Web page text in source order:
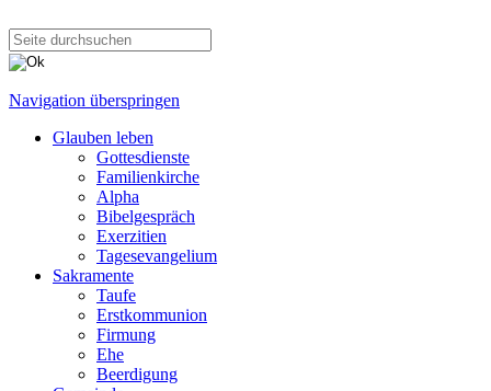
Navigation überspringen
Glauben leben
Gottesdienste
Familienkirche
Alpha
Bibelgespräch
Exerzitien
Tagesevangelium
Sakramente
Taufe
Erstkommunion
Firmung
Ehe
Beerdigung